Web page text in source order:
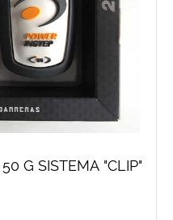
PESAS DE EMPEINE 2 X 50 G SISTEMA "CLIP"